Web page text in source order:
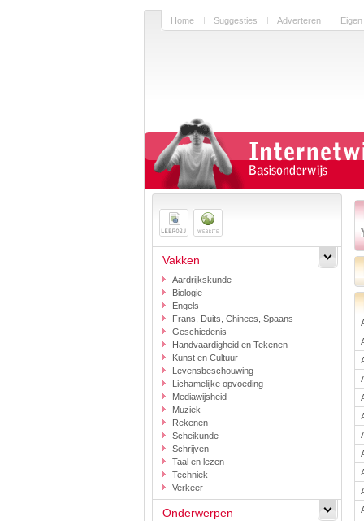
Home Suggesties Adverteren
Vakken
Aardrijkskunde
Biologie
Engels
Frans, Duits, Chinees, Spaans
Geschiedenis
Handvaardigheid en Tekenen
Kunst en Cultuur
Levensbeschouwing
Lichamelijke opvoeding
Mediawijsheid
Muziek
Rekenen
Scheikunde
Schrijven
Taal en lezen
Techniek
Verkeer
Onderwerpen